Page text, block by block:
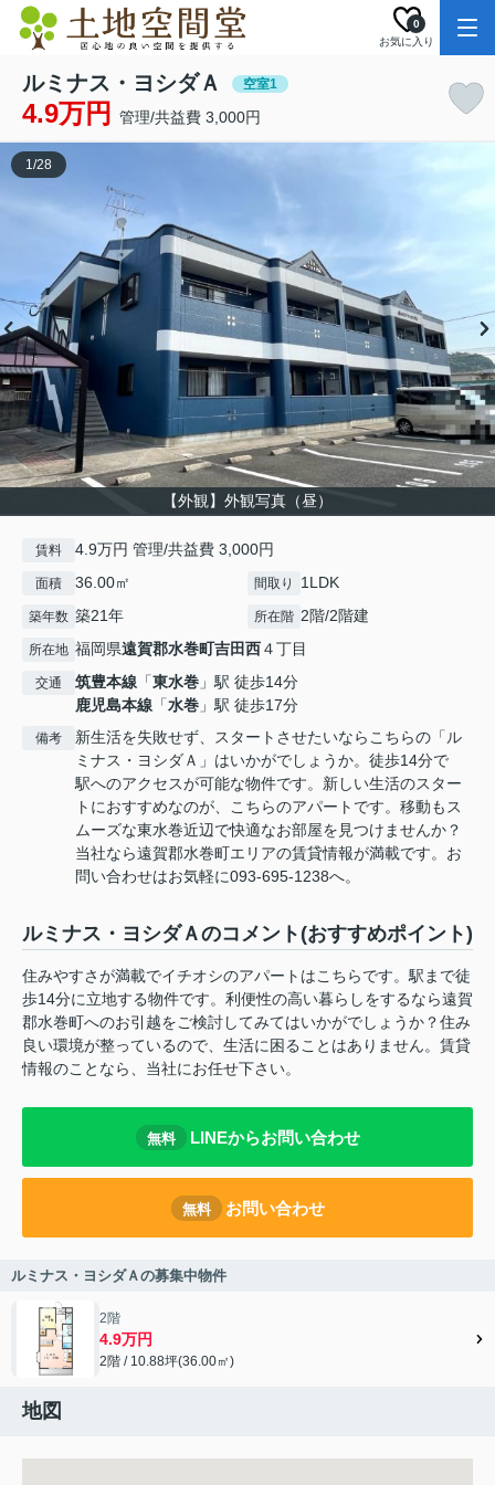
お気に入り
0
ルミナス・ヨシダＡ 空室1
4.9万円 管理/共益費 3,000円
【外観】外観写真（昼）
1/28
賃料 4.9万円 管理/共益費 3,000円
面積 36.00㎡ 間取り 1LDK
築年数 築21年 所在階 2階/2階建
所在地 福岡県遠賀郡水巻町吉田西４丁目
交通 筑豊本線 「東水巻 」駅 徒歩14分
鹿児島本線 「水巻 」駅 徒歩17分
備考
新生活を失敗せず、スタートさせたいならこちらの「ル
ミナス・ヨシダＡ」はいかがでしょうか。徒歩14分で
駅へのアクセスが可能な物件です。新しい生活のスター
トにおすすめなのが、こちらのアパートです。移動もス
ムーズな東水巻近辺で快適なお部屋を見つけませんか？
当社なら遠賀郡水巻町エリアの賃貸情報が満載です。お
問い合わせはお気軽に093-695-1238へ。
ルミナス・ヨシダＡのコメント(おすすめポイント)
住みやすさが満載でイチオシのアパートはこちらです。駅まで徒
歩14分に立地する物件です。利便性の高い暮らしをするなら遠賀
郡水巻町へのお引越をご検討してみてはいかがでしょうか？住み
良い環境が整っているので、生活に困ることはありません。賃貸
情報のことなら、当社にお任せ下さい。
無料 LINEからお問い合わせ
無料 お問い合わせ
ルミナス・ヨシダＡの募集中物件
2階
4.9万円
2階 / 10.88坪(36.00㎡)
地図